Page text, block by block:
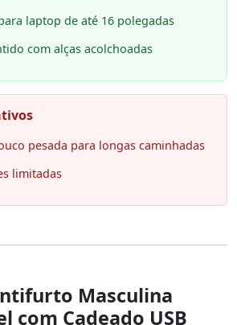
laptop de até 16 polegadas
com alças acolchoadas
pesada para longas caminhadas
limitadas
Masculina
com Cadeado USB